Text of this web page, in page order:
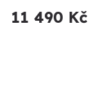
11 490 Kč